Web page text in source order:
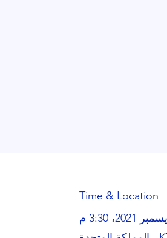
Time & Location